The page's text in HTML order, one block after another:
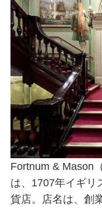
Fortnum & Mason
は、1707年イギリ
貨店。店名は、創